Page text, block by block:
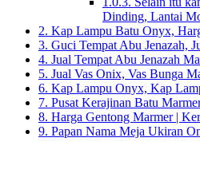
Dinding, Lantai
2. Kap Lampu Batu Onyx,
3. Guci Tempat Abu Jenazah,
4. Jual Tempat Abu Jenazah
5. Jual Vas Onix, Vas Bunga
6. Kap Lampu Onyx, Kap
7. Pusat Kerajinan Batu
8. Harga Gentong Marmer |
9. Papan Nama Meja Ukiran